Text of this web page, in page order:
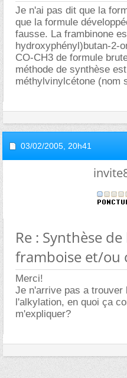
Je n'ai pas dit que la
que la formule
fausse. La frambinone
hydroxyphényl)butan-2-
CO-CH3 de formule
méthode de synthèse
méthylvinylcétone (nom
03/02/2005, 20h41
Re : Synthèse
framboise et/ou
Merci!
Je n'arrive pas a trouver
l'alkylation, en quoi ça
m'expliquer?